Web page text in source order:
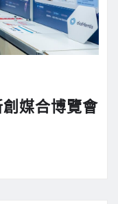
媒合博覽會